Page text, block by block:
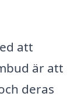
att
är att
deras